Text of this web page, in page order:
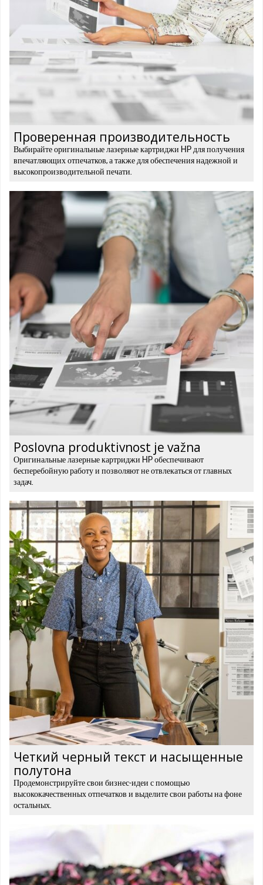
Проверенная производительность
Выбирайте оригинальные лазерные картриджи HP для получения
впечатляющих отпечатков, а также для обеспечения надежной и
высокопроизводительной печати.
Poslovna produktivnost je važna
Оригинальные лазерные картриджи HP обеспечивают
бесперебойную работу и позволяют не отвлекаться от главных
задач.
Четкий черный текст и насыщенные
полутона
Продемонстрируйте свои бизнес-идеи с помощью
высококачественных отпечатков и выделите свои работы на фоне
остальных.